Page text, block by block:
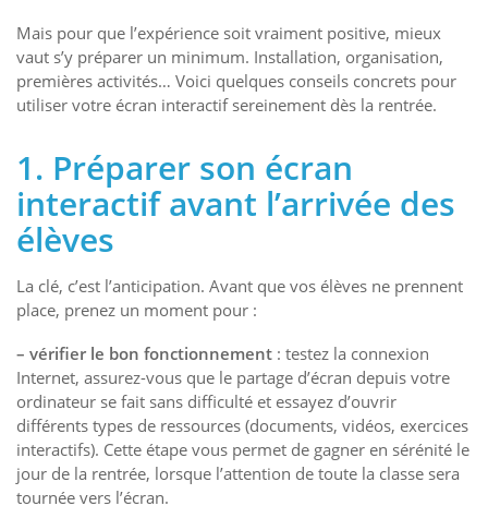
Mais pour que l’expérience soit vraiment positive, mieux
vaut s’y préparer un minimum. Installation, organisation,
premières activités… Voici quelques conseils concrets pour
utiliser votre écran interactif sereinement dès la rentrée.
1. Préparer son écran
interactif avant l’arrivée des
élèves
La clé, c’est l’anticipation. Avant que vos élèves ne prennent
place, prenez un moment pour :
– vérifier le bon fonctionnement : testez la connexion
Internet, assurez-vous que le partage d’écran depuis votre
ordinateur se fait sans difficulté et essayez d’ouvrir
différents types de ressources (documents, vidéos, exercices
interactifs). Cette étape vous permet de gagner en sérénité le
jour de la rentrée, lorsque l’attention de toute la classe sera
tournée vers l’écran.